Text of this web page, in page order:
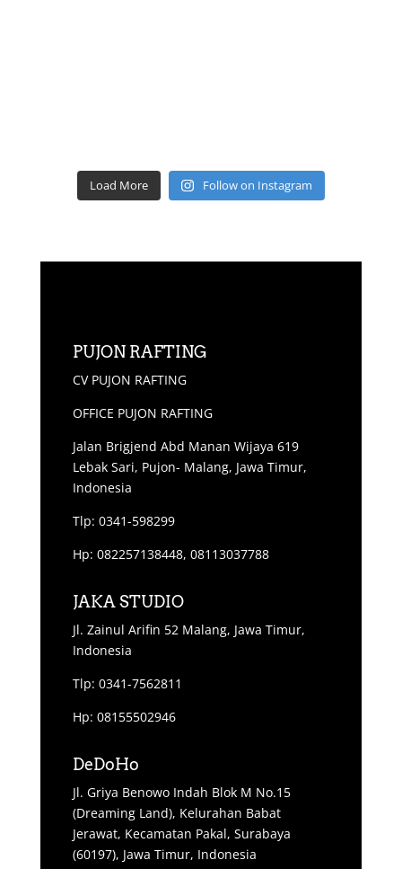
Load More Follow on Instagram
PUJON RAFTING
CV PUJON RAFTING
OFFICE PUJON RAFTING
Jalan Brigjend Abd Manan Wijaya 619
Lebak Sari, Pujon- Malang, Jawa Timur,
Indonesia
Tlp: 0341-598299
Hp: 082257138448, 08113037788
JAKA STUDIO
Jl. Zainul Arifin 52 Malang, Jawa Timur,
Indonesia
Tlp: 0341-7562811
Hp: 08155502946
DeDoHo
Jl. Griya Benowo Indah Blok M No.15
(Dreaming Land), Kelurahan Babat
Jerawat, Kecamatan Pakal, Surabaya
(60197), Jawa Timur, Indonesia